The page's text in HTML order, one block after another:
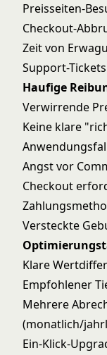
Preisseiten-
Checkout-
Zeit von
Support-
Haufige
Verwirrende
Keine klare
Angst vor
Checkout
Versteckte
Klare
Empfohlener
Mehrere
(monatlich/
Ein-Klick-